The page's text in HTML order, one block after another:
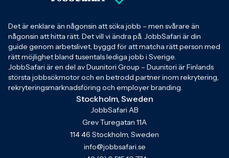
Det är enklare än någonsin att söka jobb – men svårare än
någonsin att hitta rätt. Det vill vi ändra på. JobbSafari är din
guide genom arbetslivet, byggd för att matcha rätt person med
rätt möjlighet bland tusentals lediga jobb i Sverige.
JobbSafari är en del av Duunitori Group – Duunitori är Finlands
största jobbsökmotor och en betrodd partner inom rekrytering,
rekryteringsmarknadsföring och employer branding.
Stockholm, Sweden
JobbSafari AB
Grev Turegatan 11A
114 46 Stockholm, Sweden
info@jobbsafari.se